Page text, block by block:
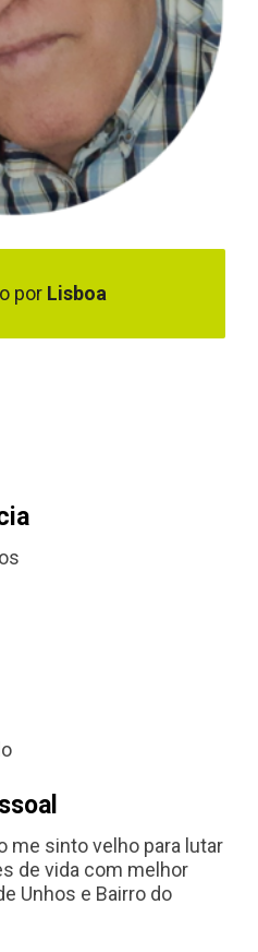
por Lisboa
me sinto velho para lutar
de vida com melhor
Unhos e Bairro do